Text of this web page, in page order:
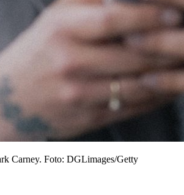
Carney. Foto: DGLimages/Getty